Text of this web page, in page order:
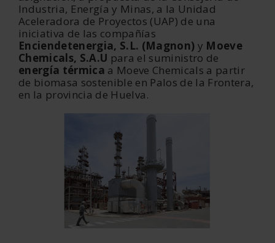
Industria, Energía y Minas, a la Unidad
Aceleradora de Proyectos (UAP) de una
iniciativa de las compañías
Enciendetenergia, S.L. (Magnon) y Moeve
Chemicals, S.A.U para el suministro de
energía térmica a Moeve Chemicals a partir
de biomasa sostenible en Palos de la Frontera,
en la provincia de Huelva.